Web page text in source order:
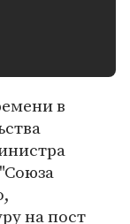
в
на пост